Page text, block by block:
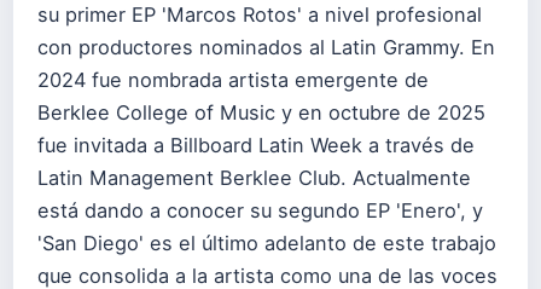
su primer EP 'Marcos Rotos' a nivel profesional
con productores nominados al Latin Grammy. En
2024 fue nombrada artista emergente de
Berklee College of Music y en octubre de 2025
fue invitada a Billboard Latin Week a través de
Latin Management Berklee Club. Actualmente
está dando a conocer su segundo EP 'Enero', y
'San Diego' es el último adelanto de este trabajo
que consolida a la artista como una de las voces